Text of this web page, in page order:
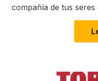
compañía de tus